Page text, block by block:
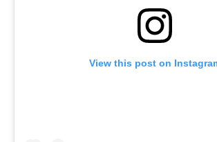
View this post on